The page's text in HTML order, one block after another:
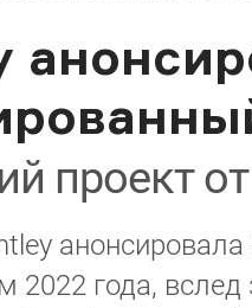
проект
2022 года,